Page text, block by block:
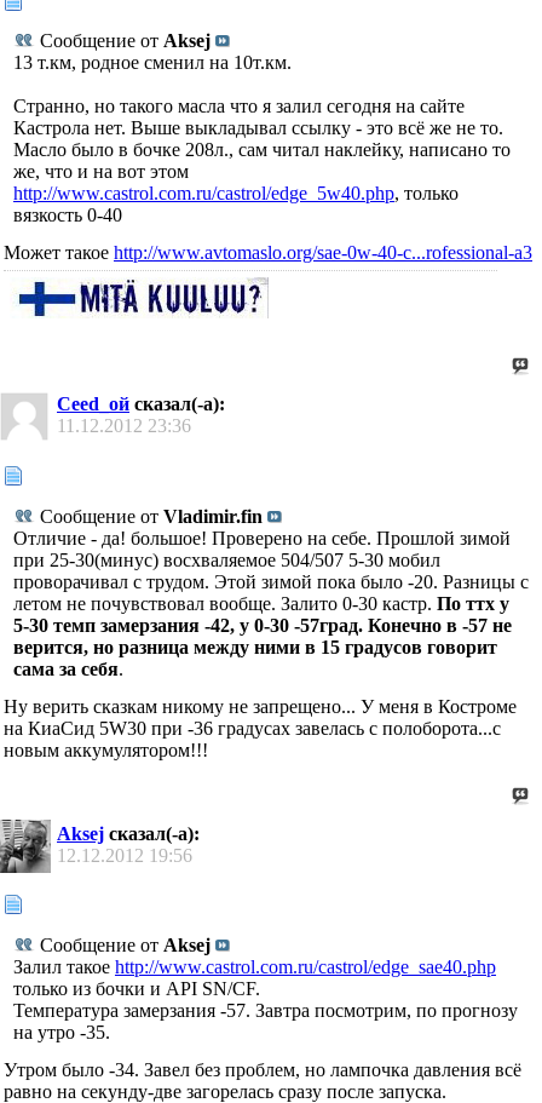
Сообщение от Aksej
13 т.км, родное сменил на 10т.км.
Странно, но такого масла что я залил сегодня на сайте
Кастрола нет. Выше выкладывал ссылку - это всё же не то.
Масло было в бочке 208л., сам читал наклейку, написано то
же, что и на вот этом
http://www.castrol.com.ru/castrol/edge_5w40.php, только
вязкость 0-40
Может такое http://www.avtomaslo.org/sae-0w-40-c...rofessional-a3
Ceed_ой сказал(-а):
11.12.2012 23:36
Сообщение от Vladimir.fin
Отличие - да! большое! Проверено на себе. Прошлой зимой
при 25-30(минус) восхваляемое 504/507 5-30 мобил
проворачивал с трудом. Этой зимой пока было -20. Разницы с
летом не почувствовал вообще. Залито 0-30 кастр. По ттх у
5-30 темп замерзания -42, у 0-30 -57град. Конечно в -57 не
верится, но разница между ними в 15 градусов говорит
сама за себя.
Ну верить сказкам никому не запрещено... У меня в Костроме
на КиаСид 5W30 при -36 градусах завелась с полоборота...с
новым аккумулятором!!!
Aksej сказал(-а):
12.12.2012 19:56
Сообщение от Aksej
Залил такое http://www.castrol.com.ru/castrol/edge_sae40.php
только из бочки и API SN/CF.
Температура замерзания -57. Завтра посмотрим, по прогнозу
на утро -35.
Утром было -34. Завел без проблем, но лампочка давления всё
равно на секунду-две загорелась сразу после запуска.